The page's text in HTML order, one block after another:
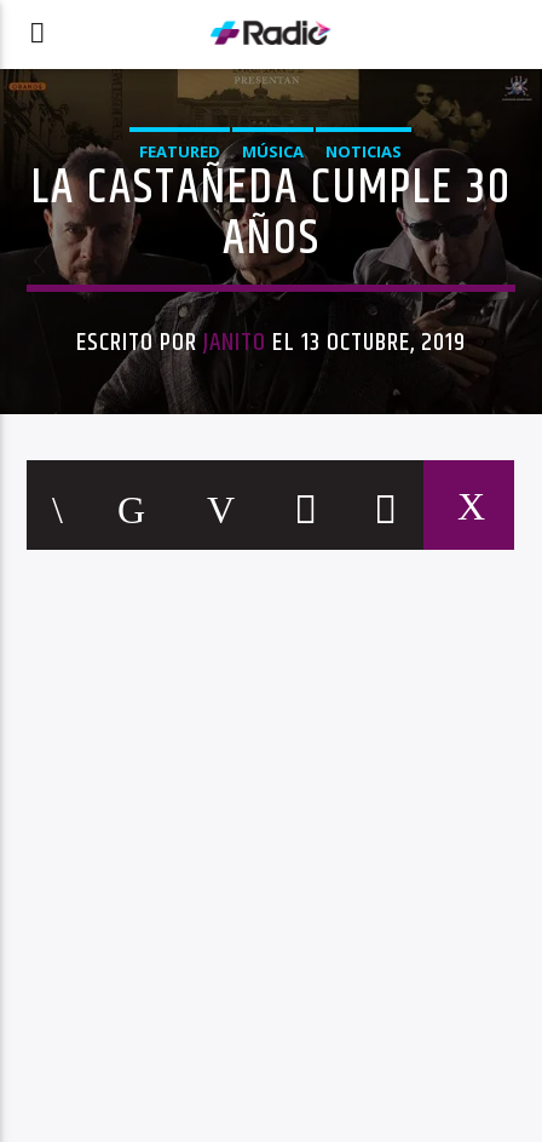
FEATURED MÚSICA NOTICIAS
LA CASTAÑEDA CUMPLE 30
AÑOS
ESCRITO PORJANITO EL 13 OCTUBRE, 2019